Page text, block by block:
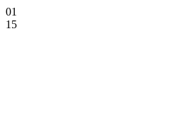
01
15